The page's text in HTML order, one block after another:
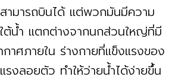
ามารถบินได้ แต่พวกมันมีความ
ต้น้ำ แตกต่างจากนกส่วนใหญ่ที่มี
าศภายใน ร่างกายที่แข็งแรงของ
งลอยตัว ทำให้ว่ายน้ำได้ง่ายขึ้น